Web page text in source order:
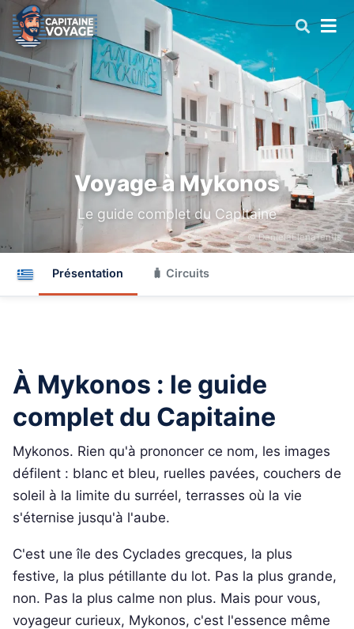
Voyage à Mykonos
Le guide complet du Capitaine
© DanielaElenaTentis
Présentation 🧳 Circuits
À Mykonos : le guide
complet du Capitaine
Mykonos. Rien qu'à prononcer ce nom, les images
défilent : blanc et bleu, ruelles pavées, couchers de
soleil à la limite du surréel, terrasses où la vie
s'éternise jusqu'à l'aube.
C'est une île des Cyclades grecques, la plus
festive, la plus pétillante du lot. Pas la plus grande,
non. Pas la plus calme non plus. Mais pour vous,
voyageur curieux, Mykonos, c'est l'essence même